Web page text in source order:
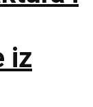
iz